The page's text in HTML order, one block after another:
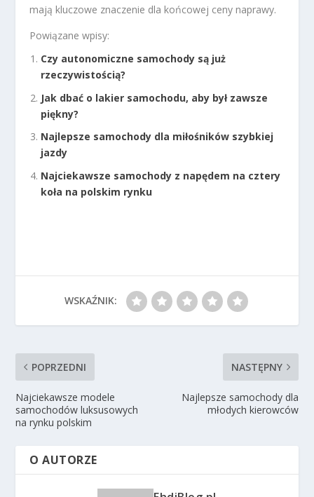
mają kluczowe znaczenie dla końcowej ceny naprawy.
Powiązane wpisy:
Czy autonomiczne samochody są już
rzeczywistością?
Jak dbać o lakier samochodu, aby był zawsze
piękny?
Najlepsze samochody dla miłośników szybkiej
jazdy
Najciekawsze samochody z napędem na cztery
koła na polskim rynku
WSKAŹNIK:
POPRZEDNI
Najciekawsze modele
samochodów luksusowych
na rynku polskim
NASTĘPNY
Najlepsze samochody dla
młodych kierowców
O AUTORZE